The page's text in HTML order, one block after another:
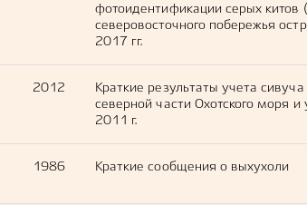
фотоидентификации серых китов
северовосточного побережья
2017 гг.
2012
Краткие результаты учета
северной части Охотского моря и
2011 г.
1986 Краткие сообщения о выхухоли